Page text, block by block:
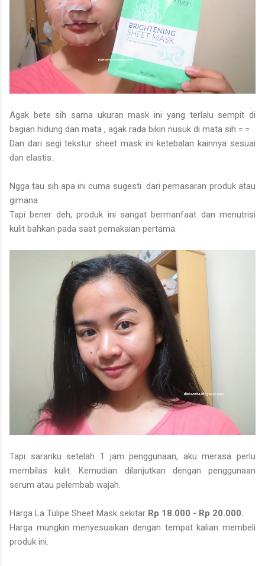
Agak bete sih sama ukuran mask ini yang terlalu sempit di
bagian hidung dan mata , agak rada bikin nusuk di mata sih =.=
Dan dari segi tekstur sheet mask ini ketebalan kainnya sesuai
dan elastis.
Ngga tau sih apa ini cuma sugesti dari pemasaran produk atau
gimana.
Tapi bener deh, produk ini sangat bermanfaat dan menutrisi
kulit bahkan pada saat pemakaian pertama.
Tapi saranku setelah 1 jam penggunaan, aku merasa perlu
membilas kulit. Kemudian dilanjutkan dengan penggunaan
serum atau pelembab wajah.
Harga La Tulipe Sheet Mask sekitar Rp 18.000 - Rp 20.000.
Harga mungkin menyesuaikan dengan tempat kalian membeli
produk ini.